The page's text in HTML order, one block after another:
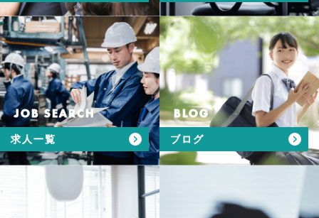
JOB SEARCH
求人一覧
BLOG
ブログ